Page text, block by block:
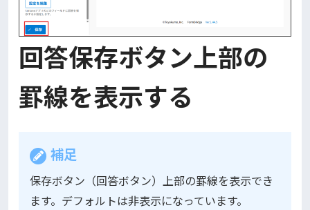
回答保存ボタン上部の
罫線を表示する
補足
保存ボタン（回答ボタン）上部の罫線を表示でき
ます。デフォルトは非表示になっています。